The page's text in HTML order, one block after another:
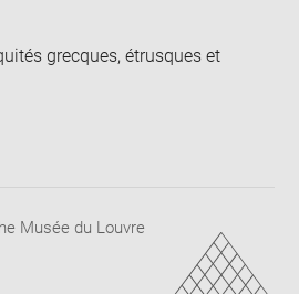
grecques, étrusques et
Musée du Louvre